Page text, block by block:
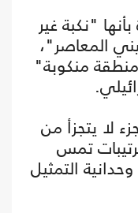
"نكبة غير
المعاصر"،
منكوبة"
لا يتجزأ من
تمس
التمثيل